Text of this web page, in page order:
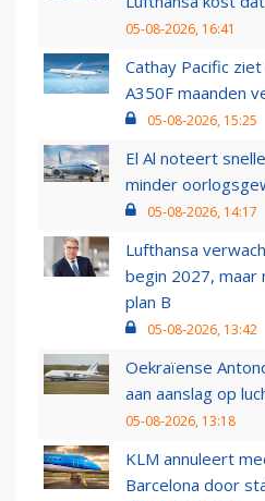
05-08-2026, 16:41
Cathay Pacific
A350F maanden
05-08-2026, 15:25
El Al noteert
minder
05-08-2026, 14:17
Lufthansa
begin 2027, maar
plan B
05-08-2026, 13:42
Oekraïense
aan aanslag op
05-08-2026, 13:18
KLM annuleert
Barcelona door